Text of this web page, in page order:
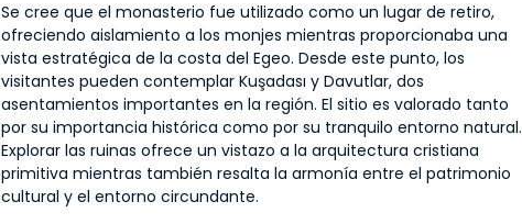
Se cree que el monasterio fue utilizado como un lugar de retiro,
ofreciendo aislamiento a los monjes mientras proporcionaba una
vista estratégica de la costa del Egeo. Desde este punto, los
visitantes pueden contemplar Kuşadası y Davutlar, dos
asentamientos importantes en la región. El sitio es valorado tanto
por su importancia histórica como por su tranquilo entorno natural.
Explorar las ruinas ofrece un vistazo a la arquitectura cristiana
primitiva mientras también resalta la armonía entre el patrimonio
cultural y el entorno circundante.